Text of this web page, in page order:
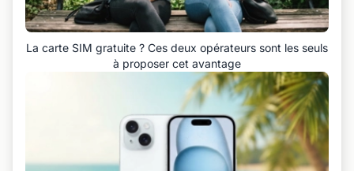
La carte SIM gratuite ? Ces deux opérateurs sont les seuls
à proposer cet avantage